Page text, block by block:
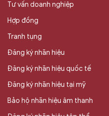
Tư vấn doanh nghiệp
Hợp đồng
Tranh tụng
Đăng ký nhãn hiệu
Đăng ký nhãn hiệu quốc tế
Đăng ký nhãn hiệu tại mỹ
Bảo hộ nhãn hiệu âm thanh